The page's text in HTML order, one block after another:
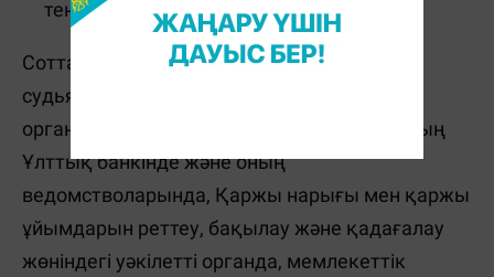
теңге мөлшерінде айыппұл.
Сотталғандарға мемлекеттік қызметте,
судьяда, жергілікті өзін-өзі басқару
органдарында, Қазақстан Республикасының
Ұлттық банкінде және оның
ведомстволарында, Қаржы нарығы мен қаржы
ұйымдарын реттеу, бақылау және қадағалау
жөніндегі уәкілетті органда, мемлекеттік